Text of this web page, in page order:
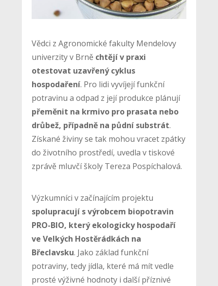
Vědci z Agronomické fakulty Mendelovy
univerzity v Brně chtějí v praxi
otestovat uzavřený cyklus
hospodaření. Pro lidi vyvíjejí funkční
potravinu a odpad z její produkce plánují
přeměnit na krmivo pro prasata nebo
drůbež, případně na půdní substrát.
Získané živiny se tak mohou vracet zpátky
do životního prostředí, uvedla v tiskové
zprávě mluvčí školy Tereza Pospíchalová.
Výzkumníci v začínajícím projektu
spolupracují s výrobcem biopotravin
PRO-BIO, který ekologicky hospodaří
ve Velkých Hostěrádkách na
Břeclavsku. Jako základ funkční
potraviny, tedy jídla, které má mít vedle
prosté výživné hodnoty i další příznivé